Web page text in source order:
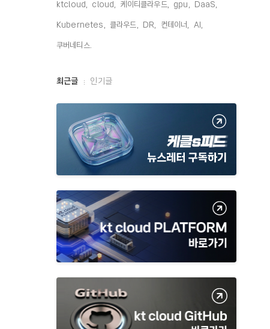
ktcloud, cloud, 케이티클라우드, gpu, DaaS,
Kubernetes, 클라우드, DR, 컨테이너, AI,
쿠버네티스,
최
최근글 인기글